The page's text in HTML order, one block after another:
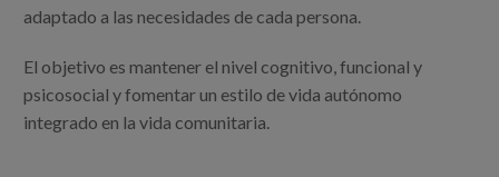
adaptado a las necesidades de cada persona.
El objetivo es mantener el nivel cognitivo, funcional y
psicosocial y fomentar un estilo de vida autónomo
integrado en la vida comunitaria.